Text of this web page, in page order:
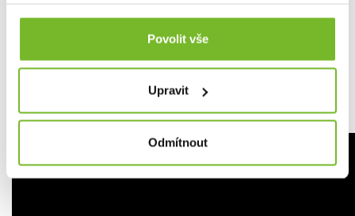
Povolit vše
Upravit
Odmítnout
Suspension System with Integrated D-Ring– Inspirováno
prémiovými horolezeckými postroji, systém
kroužek slouží jako držák na síť a plně
přizpůsobitelný střih zajišťuje celodenní pohodlí.